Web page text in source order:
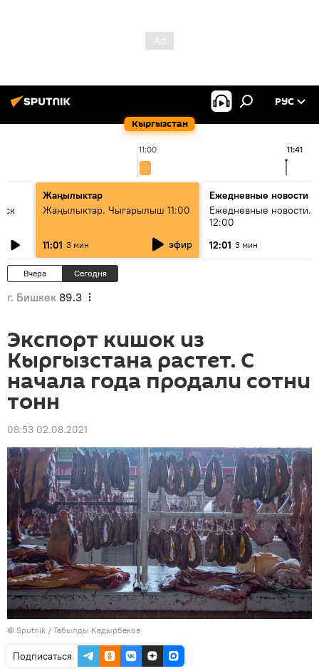
Кыргызстан
РУС
11:00 11:41
Жаңылыктар
Жаңылыктар. Чыгарылыш 11:00
11:01 3 мин эфир
Ежедневные новости
Ежедневные новости.
12:00
12:01 3 мин
Вчера Сегодня
г. Бишкек 89.3
Экспорт кишок из
Кыргызстана растет. С
начала года продали сотни
тонн
08:53 02.08.2021
© Sputnik / Табылды Кадырбеков
Подписаться